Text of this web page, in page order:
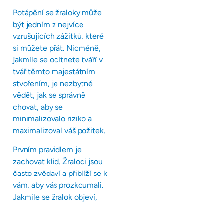
Potápění se žraloky může
být jedním z nejvíce
vzrušujících zážitků, které
si můžete přát. Nicméně,
jakmile se ocitnete tváří v
tvář těmto majestátním
stvořením, je nezbytné
vědět, jak se správně
chovat, aby se
minimalizovalo riziko a
maximalizoval váš požitek.
Prvním pravidlem je
zachovat klid. Žraloci jsou
často zvědaví a přiblíží se k
vám, aby vás prozkoumali.
Jakmile se žralok objeví,